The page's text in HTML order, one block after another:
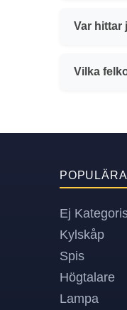
Var hittar
Vilka
Ej
Kylskåp
Spis
Högtalare
Lampa